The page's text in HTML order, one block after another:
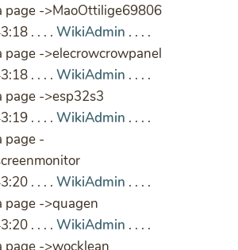
page ->MaoOttilige69806
. . . . WikiAdmin . . . .
page ->elecrowcrowpanel
. . . . WikiAdmin . . . .
page ->esp32s3
. . . . WikiAdmin . . . .
page -
. . . . WikiAdmin . . . .
page ->quagen
. . . . WikiAdmin . . . .
page ->wocklean